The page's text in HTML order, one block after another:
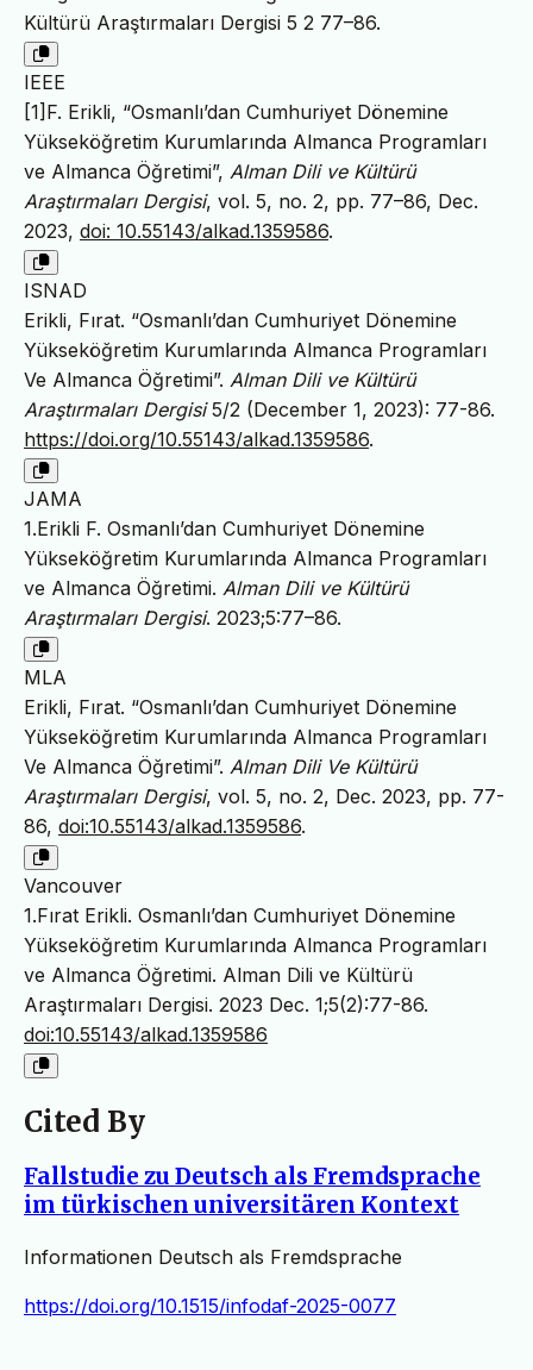
Kültürü Araştırmaları Dergisi 5 2 77–86.
IEEE
[1]F. Erikli, “Osmanlı’dan Cumhuriyet Dönemine
Yükseköğretim Kurumlarında Almanca Programları
ve Almanca Öğretimi”, Alman Dili ve Kültürü
Araştırmaları Dergisi, vol. 5, no. 2, pp. 77–86, Dec.
2023, doi: 10.55143/alkad.1359586.
ISNAD
Erikli, Fırat. “Osmanlı’dan Cumhuriyet Dönemine
Yükseköğretim Kurumlarında Almanca Programları
Ve Almanca Öğretimi”. Alman Dili ve Kültürü
Araştırmaları Dergisi5/2 (December 1, 2023): 77-86.
https://doi.org/10.55143/alkad.1359586.
JAMA
1.Erikli F. Osmanlı’dan Cumhuriyet Dönemine
Yükseköğretim Kurumlarında Almanca Programları
ve Almanca Öğretimi. Alman Dili ve Kültürü
Araştırmaları Dergisi. 2023;5:77–86.
MLA
Erikli, Fırat. “Osmanlı’dan Cumhuriyet Dönemine
Yükseköğretim Kurumlarında Almanca Programları
Ve Almanca Öğretimi”. Alman Dili Ve Kültürü
Araştırmaları Dergisi, vol. 5, no. 2, Dec. 2023, pp. 77-
86, doi:10.55143/alkad.1359586.
Vancouver
1.Fırat Erikli. Osmanlı’dan Cumhuriyet Dönemine
Yükseköğretim Kurumlarında Almanca Programları
ve Almanca Öğretimi. Alman Dili ve Kültürü
Araştırmaları Dergisi. 2023 Dec. 1;5(2):77-86.
doi:10.55143/alkad.1359586
Cited By
Fallstudie zu Deutsch als Fremdsprache
im türkischen universitären Kontext
Informationen Deutsch als Fremdsprache
https://doi.org/10.1515/infodaf-2025-0077